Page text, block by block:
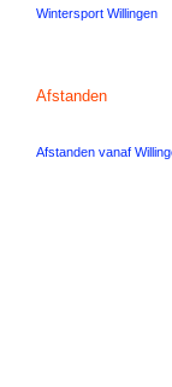
Wintersport Willingen
Afstanden
Afstanden vanaf